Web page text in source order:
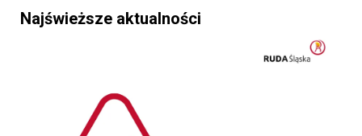
Najświeższe aktualności